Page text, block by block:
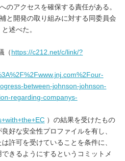
のアクセスを確保する責任がある。
と開発の取り組みに対する同委員会
述べた。
（ https://c212.net/c/link/?
between-johnson-johnson-
regarding-companys-
）の結果を受けたもの
好な安全性プロファイルを有し、
許可を受けていることを条件に、
きるようにするというコミットメ